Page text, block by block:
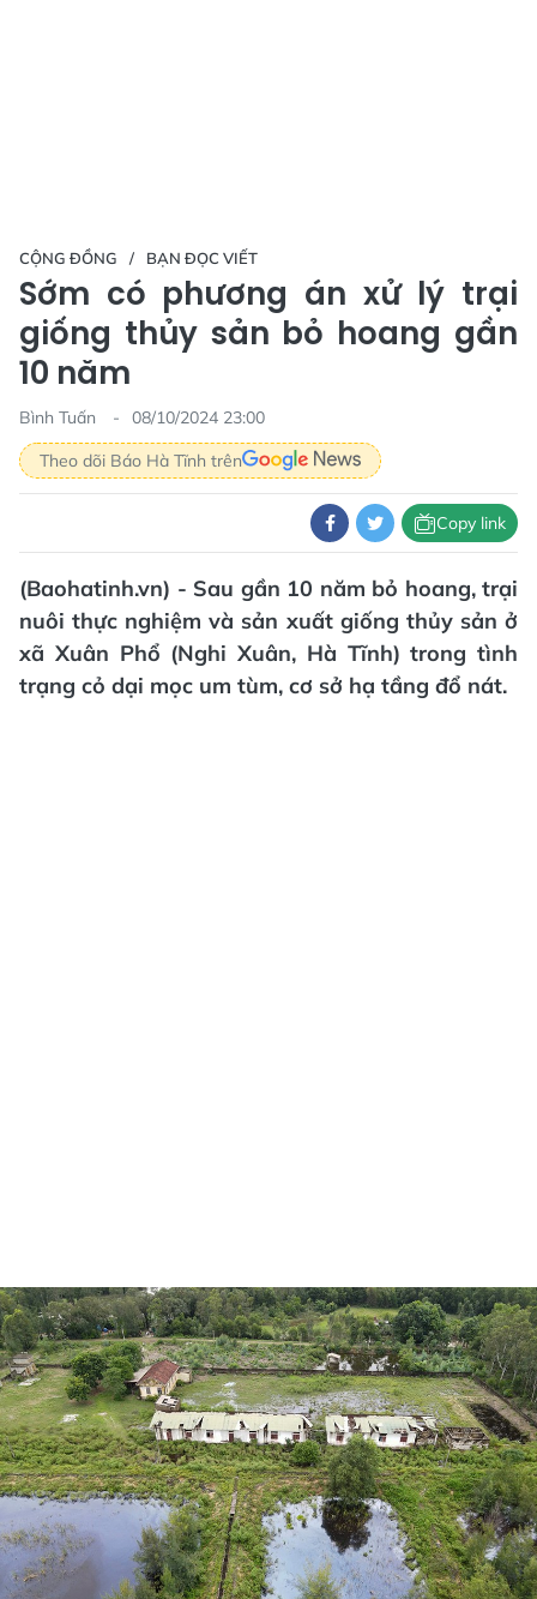
CỘNG ĐỒNG BẠN ĐỌC VIẾT
Sớm có phương án xử lý trại
giống thủy sản bỏ hoang gần
10 năm
Bình Tuấn
08/10/2024 23:00
Theo dõi Báo Hà Tĩnh trên
Copy link
(Baohatinh.vn) - Sau gần 10 năm bỏ hoang, trại
nuôi thực nghiệm và sản xuất giống thủy sản ở
xã Xuân Phổ (Nghi Xuân, Hà Tĩnh) trong tình
trạng cỏ dại mọc um tùm, cơ sở hạ tầng đổ nát.